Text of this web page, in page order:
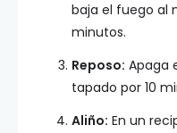
baja el fuego al
minutos.
Reposo: Apaga
tapado por 10
Aliño: En un